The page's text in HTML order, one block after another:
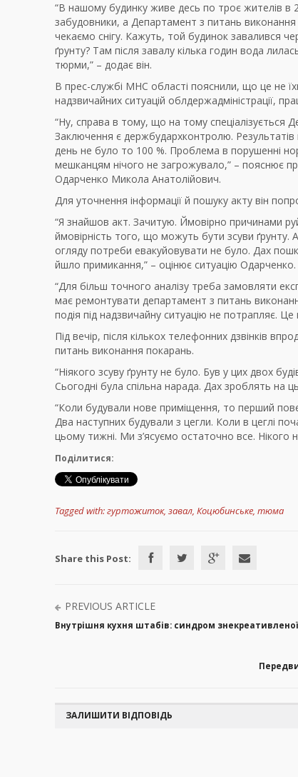
“В нашому будинку живе десь по троє жителів
забудовники, а Департамент з питань
чекаємо снігу. Кажуть, той будинок завалився
ґрунту? Там після завалу кілька годин вода
тюрми,” – додає він.
В прес-службі МНС області пояснили, що це не
надзвичайних ситуацій облдержадміністрації,
“Ну, справа в тому, що на тому
Заключення є держбудархконтролю. Результатів
день не було то 100 %. Проблема в порушенні
мешканцям нічого не загрожувало,” – пояснює
Одарченко Микола Анатолійович.
Для уточнення інформації й пошуку акту він
“Я знайшов акт. Зачитую. Ймовірно причинами
ймовірність того, що можуть бути зсуви
огляду потреби евакуйовувати не було. Дах
йшло примикання,” – оцінює ситуацію Одарченко.
“Для більш точного аналізу треба замовляти
має ремонтувати департамент з питань
подія під надзвичайну ситуацію не потрапляє.
Під вечір, після кількох телефонних дзвінків
питань виконання покарань.
“Ніякого зсуву ґрунту не було. Був у цих двох
Сьогодні була спільна нарада. Дах зроблять на
“Коли будували нове приміщення, то перший
Два наступних будували з цегли. Коли в цеглі
цьому тижні. Ми з’ясуємо остаточно все. Нікого
Поділитися:
Tagged with:гуртожиток, завал, Коцюбинське, тюма
Share this Post:
PREVIOUS ARTICLE
Внутрішня кухня штабів: синдром знекреативленої
ЗАЛИШИТИ ВІДПОВІДЬ